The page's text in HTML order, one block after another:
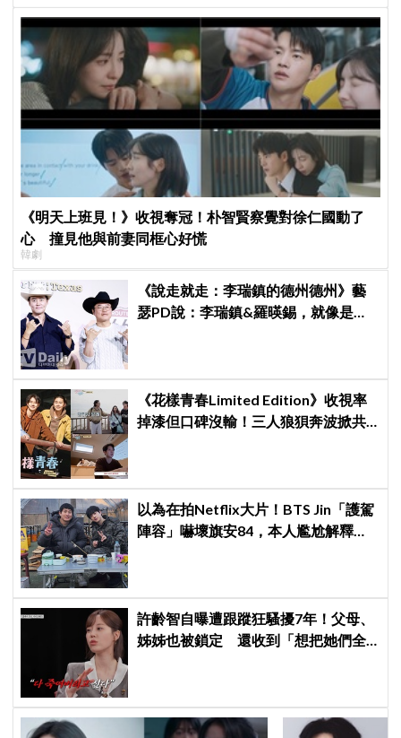
《明天上班見！》收視奪冠！朴智賢察覺對徐仁國動了
心 撞見他與前妻同框心好慌
韓劇
《說走就走：李瑞鎮的德州德州》藝
瑟PD說：李瑞鎮&羅暎錫，就像是浪
《花樣青春Limited Edition》收視率
掉漆但口碑沒輸！三人狼狽奔波掀共
以為在拍Netflix大片！BTS Jin「護駕
陣容」嚇壞旗安84，本人尷尬解釋：
許齡智自曝遭跟蹤狂騷擾7年！父母、
姊姊也被鎖定 還收到「想把她們全